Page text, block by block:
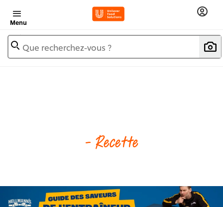
Menu
Que recherchez-vous ?
- Recette